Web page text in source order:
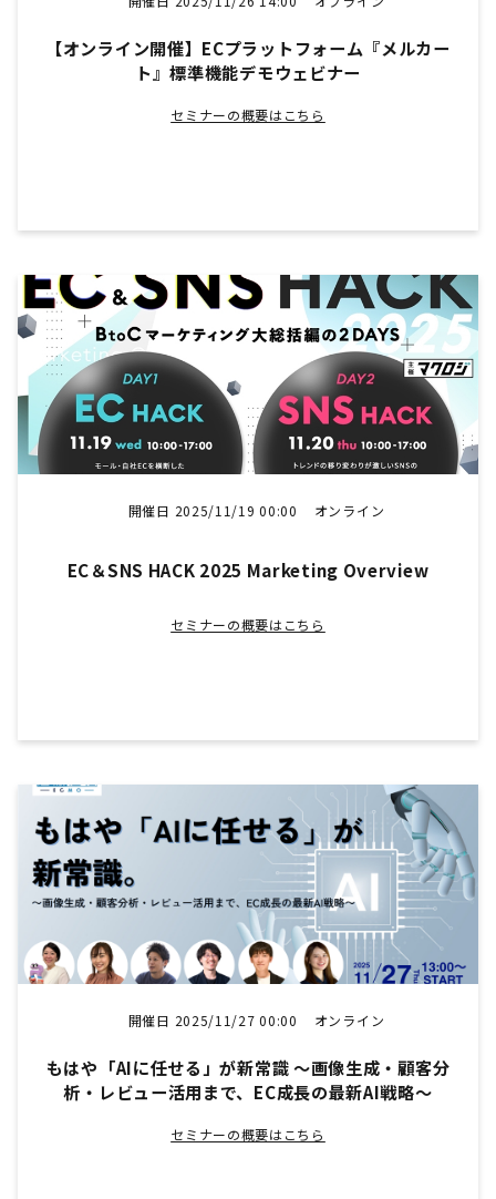
【オンライン開催】ECプラットフォーム『メルカー
ト』標準機能デモウェビナー
セミナーの概要はこちら
開催日 2025/11/19 00:00 オンライン
EC＆SNS HACK 2025 Marketing Overview
セミナーの概要はこちら
開催日 2025/11/27 00:00 オンライン
もはや「AIに任せる」が新常識 ～画像生成・顧客分
析・レビュー活用まで、EC成長の最新AI戦略～
セミナーの概要はこちら